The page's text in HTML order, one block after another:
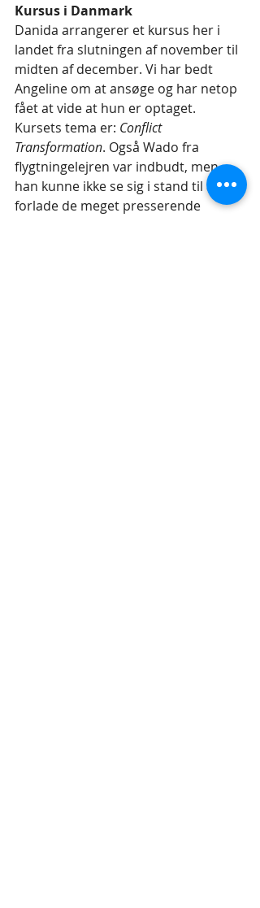
Kursus i Danmark
Danida arrangerer et kursus her i
landet fra slutningen af november til
midten af december. Vi har bedt
Angeline om at ansøge og har netop
fået at vide at hun er optaget.
Kursets tema er: Conflict
Transformation. Også Wado fra
flygtningelejren var indbudt, men
han kunne ikke se sig i stand til at
forlade de meget presserende